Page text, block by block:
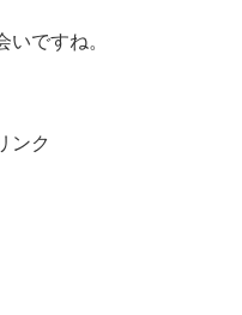
ですね。
ンク